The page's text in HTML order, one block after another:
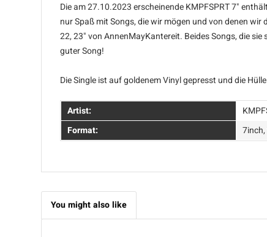
Die am 27.10.2023 erscheinende KMPFSPRT 7"
nur Spaß mit Songs, die wir mögen und von denen wir
22, 23" von AnnenMayKantereit. Beides Songs, die
guter Song!
Die Single ist auf goldenem Vinyl gepresst und die
Artist:
Format:
You might also like